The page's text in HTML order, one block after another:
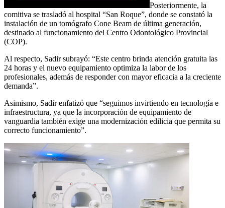
Posteriormente, la
comitiva se trasladó al hospital “San Roque”, donde se constató la
instalación de un tomógrafo Cone Beam de última generación,
destinado al funcionamiento del Centro Odontológico Provincial
(COP).
Al respecto, Sadir subrayó: “Este centro brinda atención gratuita las
24 horas y el nuevo equipamiento optimiza la labor de los
profesionales, además de responder con mayor eficacia a la creciente
demanda”.
Asimismo, Sadir enfatizó que “seguimos invirtiendo en tecnología e
infraestructura, ya que la incorporación de equipamiento de
vanguardia también exige una modernización edilicia que permita su
correcto funcionamiento”.